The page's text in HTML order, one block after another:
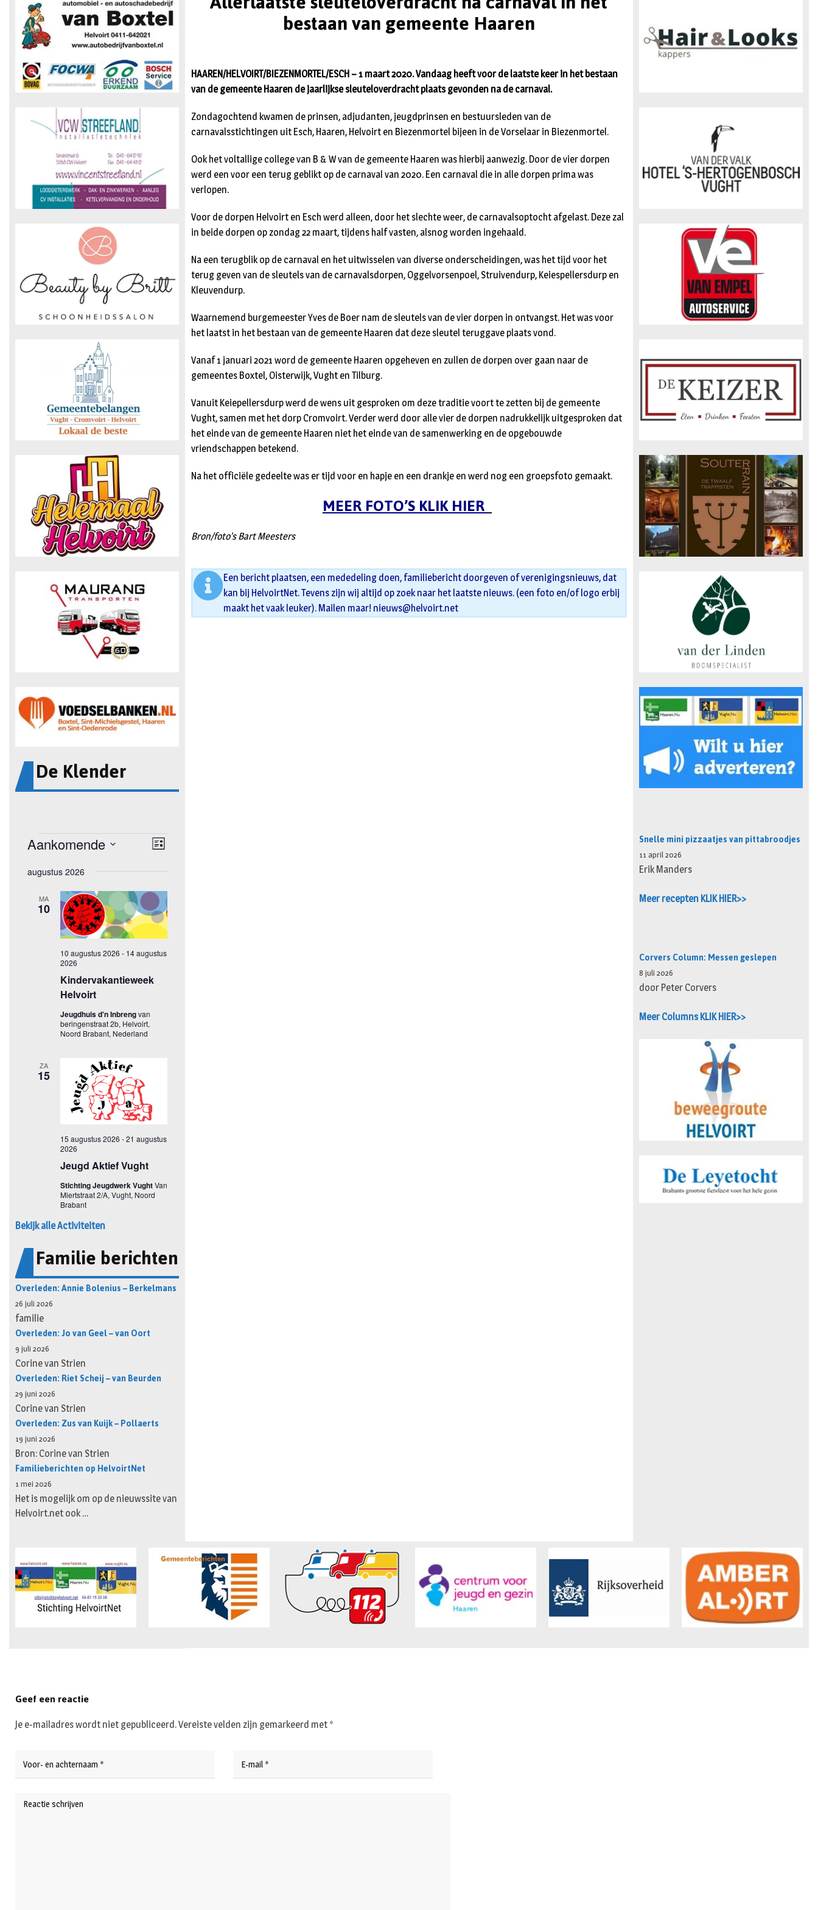
De Klender
Bekijk alle Activiteiten
Familie berichten
Overleden: Annie Bolenius – Berkelmans
26 juli 2026
familie
Overleden: Jo van Geel – van Oort
9 juli 2026
Corine van Strien
Overleden: Riet Scheij – van Beurden
29 juni 2026
Corine van Strien
Overleden: Zus van Kuijk – Pollaerts
19 juni 2026
Bron: Corine van Strien
Familieberichten op HelvoirtNet
1 mei 2026
Het is mogelijk om op de nieuwssite van
Helvoirt.net ook …
bestaan van gemeente Haaren
HAAREN/HELVOIRT/BIEZENMORTEL/ESCH – 1 maart 2020. Vandaag heeft voor de laatste keer in het bestaan
van de gemeente Haaren de jaarlijkse sleuteloverdracht plaats gevonden na de carnaval.
Zondagochtend kwamen de prinsen, adjudanten, jeugdprinsen en bestuursleden van de
carnavalsstichtingen uit Esch, Haaren, Helvoirt en Biezenmortel bijeen in de Vorselaar in Biezenmortel.
Ook het voltallige college van B & W van de gemeente Haaren was hierbij aanwezig. Door de vier dorpen
werd een voor een terug geblikt op de carnaval van 2020. Een carnaval die in alle dorpen prima was
verlopen.
Voor de dorpen Helvoirt en Esch werd alleen, door het slechte weer, de carnavalsoptocht afgelast. Deze zal
in beide dorpen op zondag 22 maart, tijdens half vasten, alsnog worden ingehaald.
Na een terugblik op de carnaval en het uitwisselen van diverse onderscheidingen, was het tijd voor het
terug geven van de sleutels van de carnavalsdorpen, Oggelvorsenpoel, Struivendurp, Keiespellersdurp en
Kleuvendurp.
Waarnemend burgemeester Yves de Boer nam de sleutels van de vier dorpen in ontvangst. Het was voor
het laatst in het bestaan van de gemeente Haaren dat deze sleutel teruggave plaats vond.
Vanaf 1 januari 2021 word de gemeente Haaren opgeheven en zullen de dorpen over gaan naar de
gemeentes Boxtel, Oisterwijk, Vught en Tilburg.
Vanuit Keiepellersdurp werd de wens uit gesproken om deze traditie voort te zetten bij de gemeente
Vught, samen met het dorp Cromvoirt. Verder werd door alle vier de dorpen nadrukkelijk uitgesproken dat
het einde van de gemeente Haaren niet het einde van de samenwerking en de opgebouwde
vriendschappen betekend.
Na het officiële gedeelte was er tijd voor en hapje en een drankje en werd nog een groepsfoto gemaakt.
MEER FOTO’S KLIK HIER
Bron/foto’s Bart Meesters
Een bericht plaatsen, een mededeling doen, familiebericht doorgeven of verenigingsnieuws, dat
kan bij HelvoirtNet. Tevens zijn wij altijd op zoek naar het laatste nieuws. (een foto en/of logo erbij
maakt het vaak leuker). Mailen maar! nieuws@helvoirt.net
Snelle mini pizzaatjes van pittabroodjes
11 april 2026
Erik Manders
Meer recepten KLIK HIER>>
Corvers Column: Messen geslepen
8 juli 2026
door Peter Corvers
Meer Columns KLIK HIER>>
Geef een reactie
Je e-mailadres wordt niet gepubliceerd.Vereiste velden zijn gemarkeerd met *